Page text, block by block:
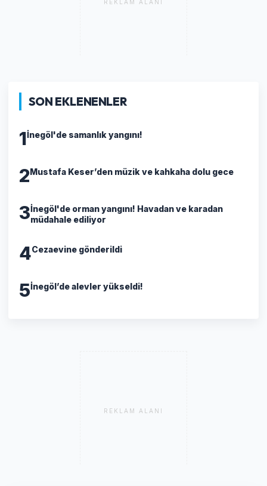
REKLAM ALANI
SON EKLENENLER
1İnegöl'de samanlık yangını!
2Mustafa Keser’den müzik ve kahkaha dolu gece
3İnegöl'de orman yangını! Havadan ve karadan
müdahale ediliyor
4Cezaevine gönderildi
5İnegöl’de alevler yükseldi!
REKLAM ALANI